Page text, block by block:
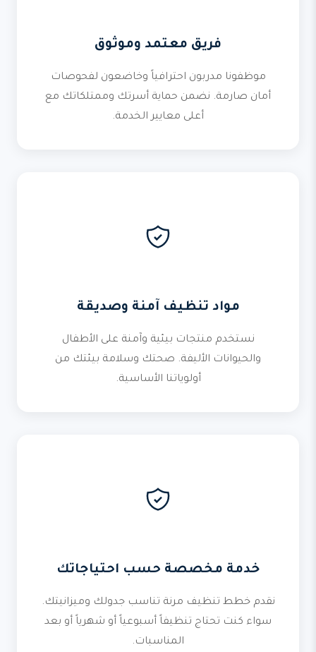
فريق معتمد وموثوق
موظفونا مدربون احترافياً وخاضعون لفحوصات
أمان صارمة. نضمن حماية أسرتك وممتلكاتك مع
أعلى معايير الخدمة.
مواد تنظيف آمنة وصديقة
نستخدم منتجات بيئية وآمنة على الأطفال
والحيوانات الأليفة. صحتك وسلامة بيئتك من
أولوياتنا الأساسية.
خدمة مخصصة حسب احتياجاتك
نقدم خطط تنظيف مرنة تناسب جدولك وميزانيتك.
سواء كنت تحتاج تنظيفاً أسبوعياً أو شهرياً أو بعد
المناسبات.